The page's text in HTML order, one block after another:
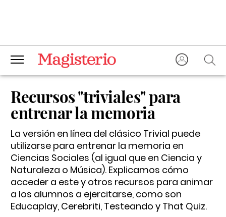
Recursos "triviales" para
entrenar la memoria
La versión en línea del clásico Trivial puede
utilizarse para entrenar la memoria en
Ciencias Sociales (al igual que en Ciencia y
Naturaleza o Música). Explicamos cómo
acceder a este y otros recursos para animar
a los alumnos a ejercitarse, como son
Educaplay, Cerebriti, Testeando y That Quiz.